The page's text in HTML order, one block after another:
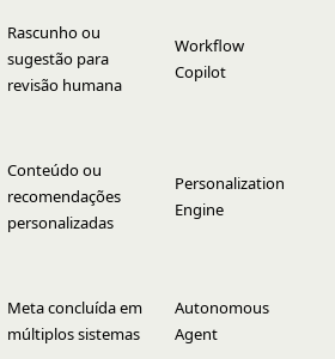
Rascunho ou
sugestão para
revisão humana
Workflow
Copilot
Conteúdo ou
recomendações
personalizadas
Personalization
Engine
Meta concluída em
múltiplos sistemas
Autonomous
Agent